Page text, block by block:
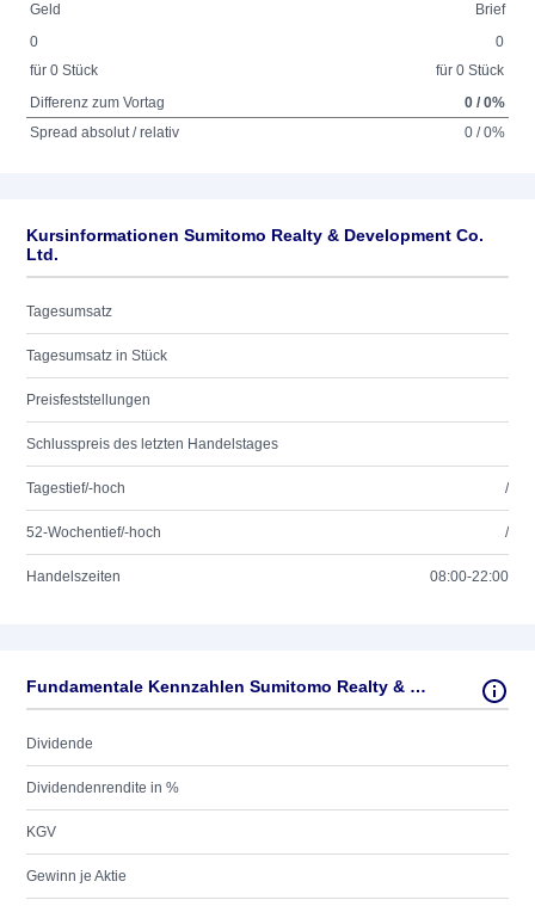
Geld
Brief
0
für 0 Stück
0
für 0 Stück
Differenz zum Vortag
0 / 0%
Spread absolut / relativ
0 / 0%
Kursinformationen Sumitomo Realty & Development Co.
Ltd.
Tagesumsatz
Tagesumsatz in Stück
Preisfeststellungen
Schlusspreis des letzten Handelstages
Tagestief/-hoch /
52-Wochentief/-hoch /
Handelszeiten 08:00-22:00
Fundamentale Kennzahlen Sumitomo Realty & Development Co. Ltd.
Dividende
Dividendenrendite in %
KGV
Gewinn je Aktie